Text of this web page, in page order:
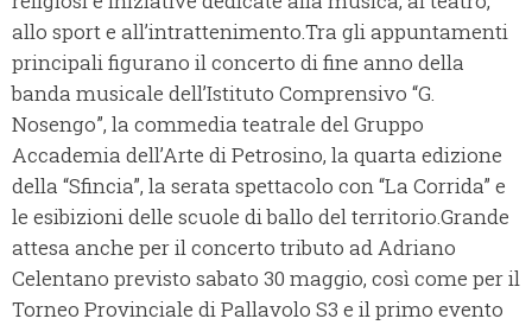
allo sport e all’intrattenimento.Tra gli appuntamenti
principali figurano il concerto di fine anno della
banda musicale dell’Istituto Comprensivo “G.
Nosengo”, la commedia teatrale del Gruppo
Accademia dell’Arte di Petrosino, la quarta edizione
della “Sfincia”, la serata spettacolo con “La Corrida” e
le esibizioni delle scuole di ballo del territorio.Grande
attesa anche per il concerto tributo ad Adriano
Celentano previsto sabato 30 maggio, così come per il
Torneo Provinciale di Pallavolo S3 e il primo evento